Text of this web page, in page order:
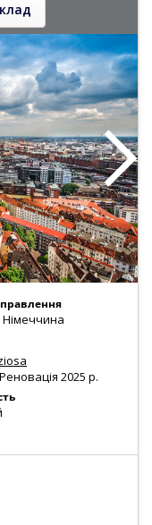
консультації та
ГОДИН»?
консультанта.
на нашому сайті:
Німеччина
2025 р.